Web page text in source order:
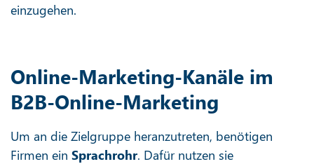
einzugehen.
Online-Marketing-Kanäle im
B2B-Online-Marketing
Um an die Zielgruppe heranzutreten, benötigen
Firmen ein Sprachrohr. Dafür nutzen sie